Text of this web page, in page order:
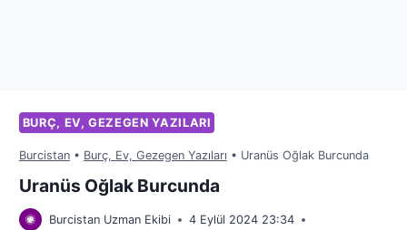
BURÇ, EV, GEZEGEN YAZILARI
Burcistan• Burç, Ev, Gezegen Yazıları • Uranüs Oğlak Burcunda
Uranüs Oğlak Burcunda
Burcistan Uzman Ekibi
4 Eylül 2024 23:34